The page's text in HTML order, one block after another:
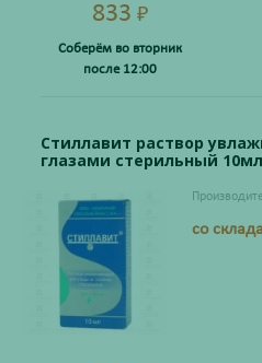
833 ₽
Соберём во вторник
после 12:00
Стиллавит раствор
глазами стерильный 10мл
со